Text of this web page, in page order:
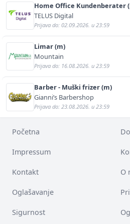
Home Office Kundenberater
renommiertes
TELUS Digital
Prijava do: 02.09.2026. u 23:59
Limar (m)
Mountain
Prijava do: 16.08.2026. u 23:59
Barber - Muški frizer (m)
Gianni’s Barbershop
Prijava do: 23.08.2026. u 23:59
Početna
Impressum
Kontakt O
Oglašavanje
Sigurnost